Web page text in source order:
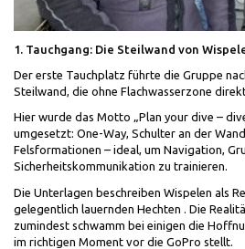
1. Tauchgang: Die Steilwand von
Der erste Tauchplatz führte die Gruppe
Steilwand, die ohne Flachwasserzone
Hier wurde das Motto „Plan your dive –
umgesetzt: One-Way, Schulter an der
Felsformationen – ideal, um Navigation,
Sicherheitskommunikation zu trainieren.
Die Unterlagen beschreiben Wispelen als
gelegentlich lauernden Hechten . Die
zumindest schwamm bei einigen die
im richtigen Moment vor die GoPro stellt.